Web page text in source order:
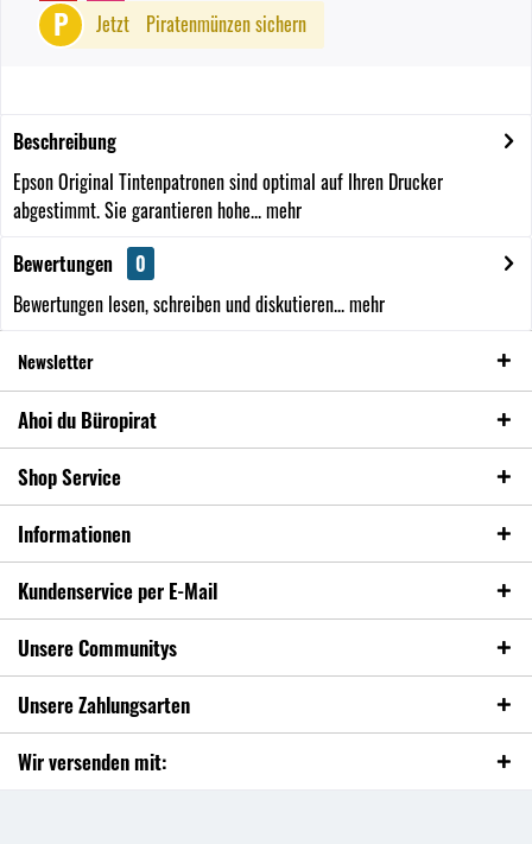
P Jetzt Piratenmünzen sichern
Beschreibung
Epson Original Tintenpatronen sind optimal auf Ihren Drucker
abgestimmt. Sie garantieren hohe...mehr
Bewertungen
0
Bewertungen lesen, schreiben und diskutieren...mehr
Newsletter
Ahoi du Büropirat
Shop Service
Informationen
Kundenservice per E-Mail
Unsere Communitys
Unsere Zahlungsarten
Wir versenden mit: